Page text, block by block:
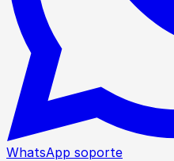
WhatsApp soporte